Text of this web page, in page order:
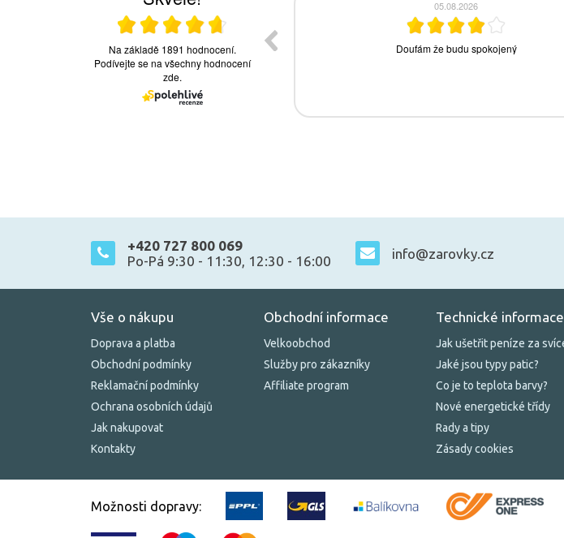
+420 727 800 069
Po-Pá 9:30 - 11:30, 12:30 - 16:00
info@zarovky.cz
Vše o nákupu
Doprava a platba
Obchodní podmínky
Reklamační podmínky
Ochrana osobních údajů
Jak nakupovat
Kontakty
Obchodní informace
Velkoobchod
Služby pro zákazníky
Affiliate program
Technické informace
Jak ušetřit peníze za
Jaké jsou typy patic?
Co je to teplota barvy?
Nové energetické třídy
Rady a tipy
Zásady cookies
Možnosti dopravy: